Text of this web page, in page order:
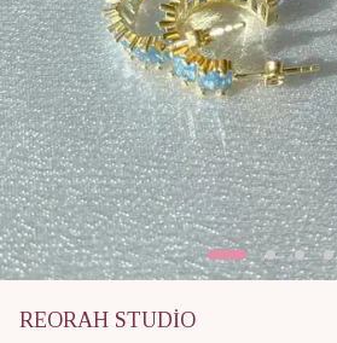
REORAH STUDİO